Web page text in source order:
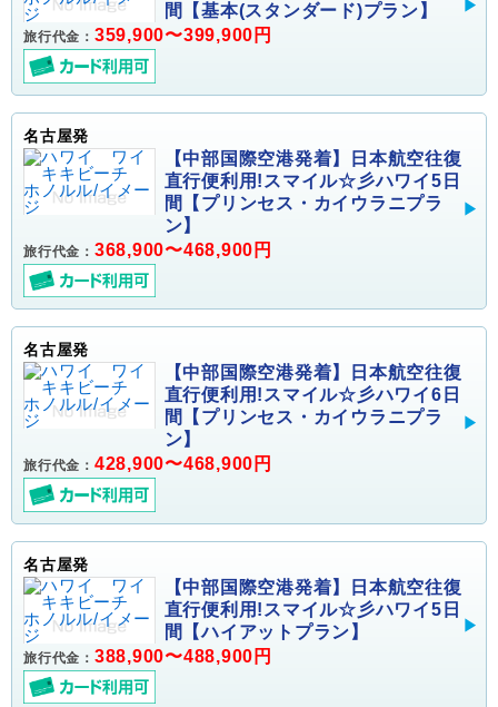
間【基本(スタンダード)プラン】
旅行代金： 359,900〜399,900円
名古屋発
【中部国際空港発着】日本航空往復
直行便利用!スマイル☆彡ハワイ5日
間【プリンセス・カイウラニプラ
ン】
旅行代金： 368,900〜468,900円
名古屋発
【中部国際空港発着】日本航空往復
直行便利用!スマイル☆彡ハワイ6日
間【プリンセス・カイウラニプラ
ン】
旅行代金： 428,900〜468,900円
名古屋発
【中部国際空港発着】日本航空往復
直行便利用!スマイル☆彡ハワイ5日
間【ハイアットプラン】
旅行代金： 388,900〜488,900円